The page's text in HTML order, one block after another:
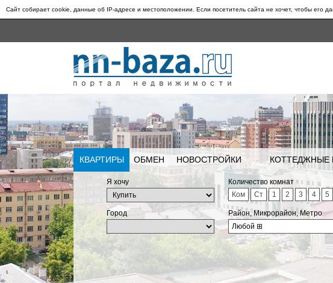
Сайт собирает cookie, данные об IP-адресе и местоположении. Если посетитель сайта не хочет, чтобы его
КВАРТИРЫ ОБМЕН НОВОСТРОЙКИ КОТТЕДЖНЫЕ
Я хочу
Количество комнат
Ком
Ст 1 2 3 4 5
Город
Район, Микрорайон, Метро
Любой ⊞